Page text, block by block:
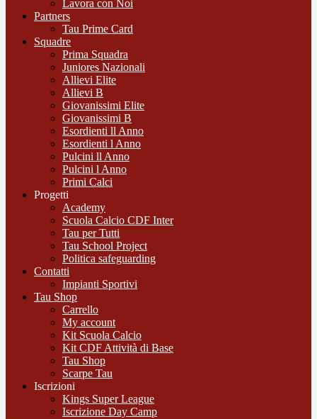
Lavora con Noi
Partners
Tau Prime Card
Squadre
Prima Squadra
Juniores Nazionali
Allievi Elite
Allievi B
Giovanissimi Elite
Giovanissimi B
Esordienti ll Anno
Esordienti l Anno
Pulcini ll Anno
Pulcini l Anno
Primi Calci
Progetti
Academy
Scuola Calcio CDF Inter
Tau per Tutti
Tau School Project
Politica safeguarding
Contatti
Impianti Sportivi
Tau Shop
Carrello
My account
Kit Scuola Calcio
Kit CDF Attività di Base
Tau Shop
Scarpe Tau
Iscrizioni
Kings Super League
Iscrizione Day Camp